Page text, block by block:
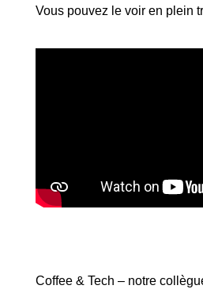
Vous pouvez le voir en plein
Coffee & Tech – notre